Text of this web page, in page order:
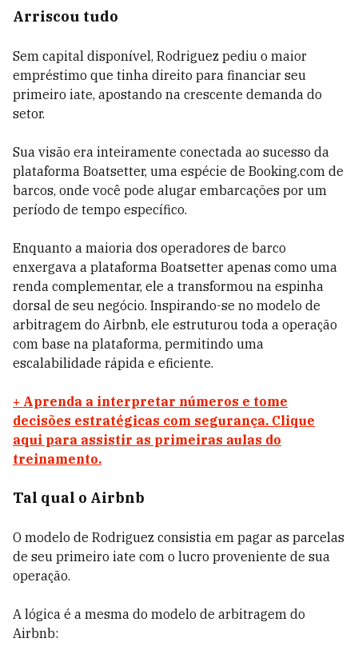
Arriscou tudo
Sem capital disponível, Rodriguez pediu o maior
empréstimo que tinha direito para financiar seu
primeiro iate, apostando na crescente demanda do
setor.
Sua visão era inteiramente conectada ao sucesso da
plataforma Boatsetter, uma espécie de Booking.com de
barcos, onde você pode alugar embarcações por um
período de tempo específico.
Enquanto a maioria dos operadores de barco
enxergava a plataforma Boatsetter apenas como uma
renda complementar, ele a transformou na espinha
dorsal de seu negócio. Inspirando-se no modelo de
arbitragem do Airbnb, ele estruturou toda a operação
com base na plataforma, permitindo uma
escalabilidade rápida e eficiente.
+ Aprenda a interpretar números e tome
decisões estratégicas com segurança. Clique
aqui para assistir as primeiras aulas do
treinamento.
Tal qual o Airbnb
O modelo de Rodriguez consistia em pagar as parcelas
de seu primeiro iate com o lucro proveniente de sua
operação.
A lógica é a mesma do modelo de arbitragem do
Airbnb: